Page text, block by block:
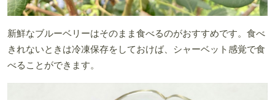
新鮮なブルーベリーはそのまま食べるのがおすすめです。食べ
きれないときは冷凍保存をしておけば、シャーベット感覚で食
べることができます。